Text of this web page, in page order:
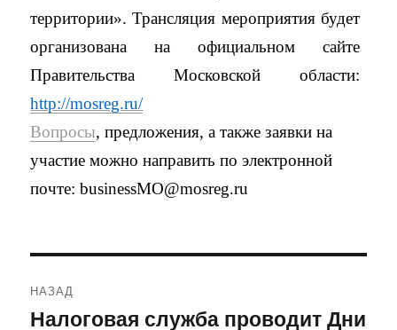
территории». Трансляция мероприятия будет
организована на официальном сайте
Правительства Московской области:
http://mosreg.ru/
Вопросы, предложения, а также заявки на
участие можно направить по электронной
почте: businessMO@mosreg.ru
по
НАЗАД
Предыдущая
Налоговая служба проводит Дни